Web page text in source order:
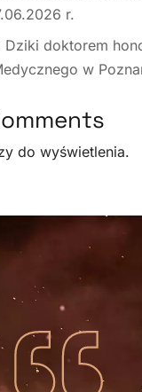
r.
Dziki doktorem
w
do wyświetlenia.